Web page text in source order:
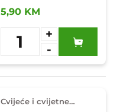
5,90 KM
1
+
-
Dodaj u
omiljene
Cvijeće i cvijetne